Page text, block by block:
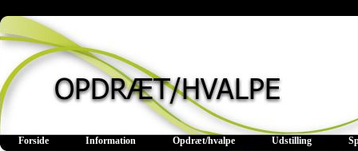
Forside Information Opdræt/hvalpe Udstilling